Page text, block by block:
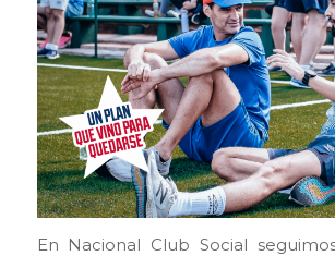
En Nacional Club Social